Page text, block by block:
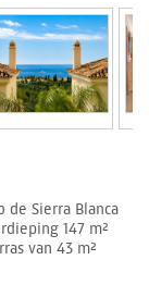
de Sierra Blanca
147 m²
van 43 m²